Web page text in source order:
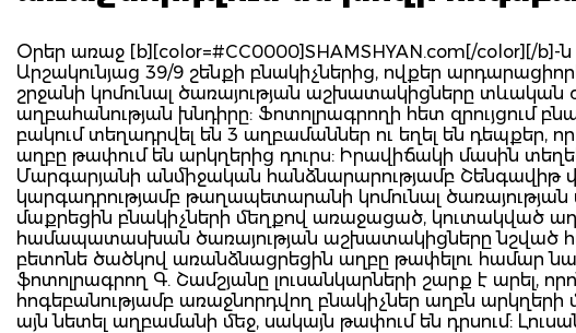
Օրեր առաջ [b][color=#CC0000]SHAMSHYAN.com[/color][/
Արշակունյաց 39/9 շենքի բնակիչներից, ովքեր
շրջանի կոմունալ ծառայության աշխատակիցները տևական
աղբահանության խնդիրը: Ֆոտոլրագրողի հետ զրույցում
բակում տեղադրվել են 3 աղբամաններ ու եղել են դեպքեր,
աղբը թափում են արկղերից դուրս: Իրավիճակի մասին
Մարգարյանի անմիջական հանձնարարությամբ Շենգավիթ
կարգադրությամբ թաղապետարանի կոմունալ
մաքրեցին բնակիչների մեղքով առաջացած, կուտակված
համապատասխան ծառայության աշխատակիցները նշված
բետոնե ծածկով առանձնացրեցին աղբը թափելու համար
ֆոտոլրագրող Գ. Շամշյանը լուսանկարների շարք է արել,
հոգեբանությամբ առաջնորդվող բնակիչներ աղբն
այն նետել աղբամանի մեջ, սակայն թափում են դրսում: